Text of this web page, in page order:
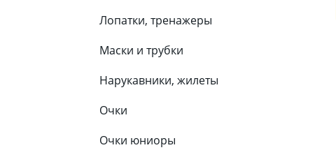
Лопатки, тренажеры
Маски и трубки
Нарукавники, жилеты
Очки
Очки юниоры